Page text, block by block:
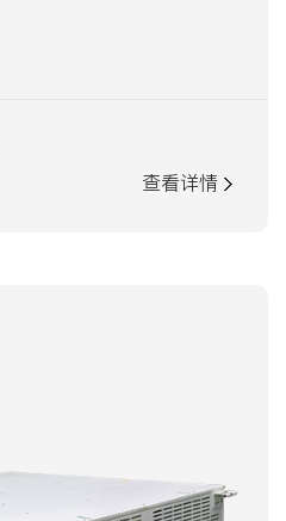
查看详情